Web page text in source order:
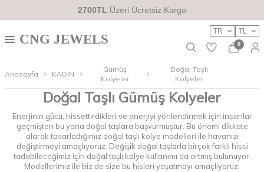
2700TL Üzeri Ücretsiz Kargo
TR TL
CNG JEWELS 0
Anasayfa KADIN
Gümüş
Kolyeler
Doğal Taşlı
Kolyeler
Doğal Taşlı Gümüş Kolyeler
Enerjinin gücü, hissettirdikleri ve enerjiyi yönlendirmek için insanlar
geçmişten bu yana doğal taşlara başvurmuştur. Bu önemi dikkate
alarak tasarladığımız doğal taşlı kolye modelleri ile havanızı
değiştirmeyi amaçlıyoruz. Değişik doğal taşlarla birçok farklı hissi
tadabileceğimiz için doğal taşlı kolye kullanımı da artmış bulunuyor.
Modellerimiz ile biz de size bu hisleri yaşatmayı amaçlıyoruz.